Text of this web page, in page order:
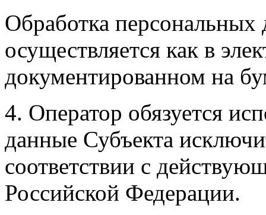
Обработка персональных
осуществляется как в
документированном на
4. Оператор обязуется
данные Субъекта
соответствии с
Российской Федерации.